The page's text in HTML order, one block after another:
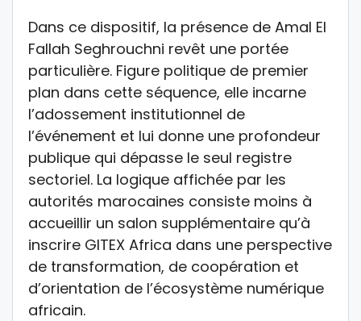
Dans ce dispositif, la présence de Amal El
Fallah Seghrouchni revêt une portée
particulière. Figure politique de premier
plan dans cette séquence, elle incarne
l’adossement institutionnel de
l’événement et lui donne une profondeur
publique qui dépasse le seul registre
sectoriel. La logique affichée par les
autorités marocaines consiste moins à
accueillir un salon supplémentaire qu’à
inscrire GITEX Africa dans une perspective
de transformation, de coopération et
d’orientation de l’écosystème numérique
africain.